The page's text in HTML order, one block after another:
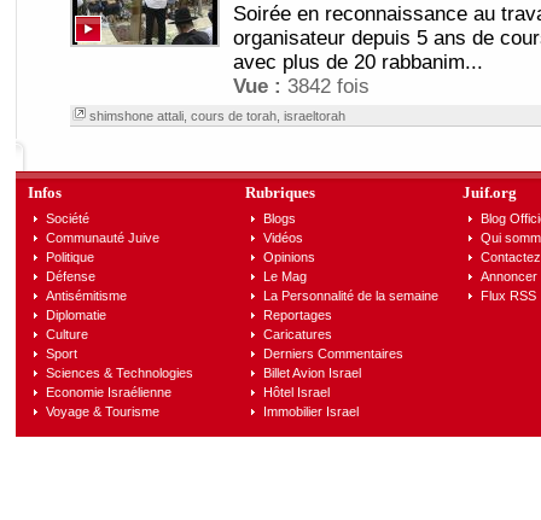
Soirée en reconnaissance au
organisateur depuis 5 ans de
avec plus de 20 rabbanim...
Vue : 3842 fois
shimshone attali, cours de torah, israeltorah
Infos
Société
Communauté Juive
Politique
Défense
Antisémitisme
Diplomatie
Culture
Sport
Sciences & Technologies
Economie Israélienne
Voyage & Tourisme
Rubriques
Blogs
Vidéos
Opinions
Le Mag
La Personnalité de la semaine
Reportages
Caricatures
Derniers Commentaires
Billet Avion Israel
Hôtel Israel
Immobilier Israel
Juif.org
Blog
Qui
Annoncer
Flux RSS